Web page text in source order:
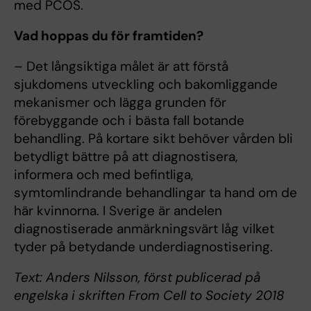
med PCOS.
Vad hoppas du för framtiden?
– Det långsiktiga målet är att förstå
sjukdomens utveckling och bakomliggande
mekanismer och lägga grunden för
förebyggande och i bästa fall botande
behandling. På kortare sikt behöver vården bli
betydligt bättre på att diagnostisera,
informera och med befintliga,
symtomlindrande behandlingar ta hand om de
här kvinnorna. I Sverige är andelen
diagnostiserade anmärkningsvärt låg vilket
tyder på betydande underdiagnostisering.
Text: Anders Nilsson, först publicerad på
engelska i skriften From Cell to Society 2018